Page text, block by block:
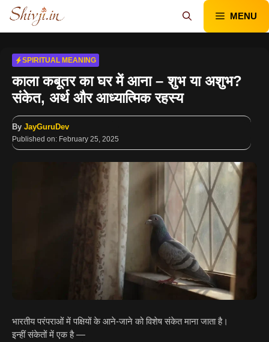
Skip
content
MENU
SPIRITUAL MEANING
काला कबूतर का घर में आना – शुभ या अशुभ?
संकेत, अर्थ और आध्यात्मिक रहस्य
By JayGuruDev
Published on: February 25, 2025
भारतीय परंपराओं में पक्षियों के आने-जाने को विशेष संकेत माना जाता है।
इन्हीं संकेतों में एक है —